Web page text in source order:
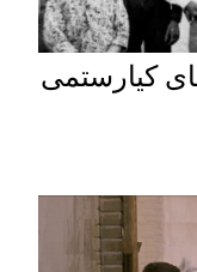
کیارستمی